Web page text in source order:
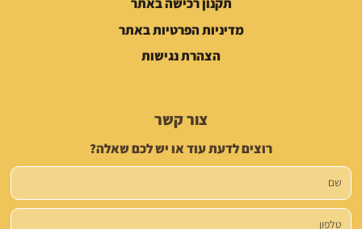
מדיניות הפרטיות באתר
הצהרת נגישות
צור קשר
רוצים לדעת עוד או יש לכם שאלה?
שם
טלפון